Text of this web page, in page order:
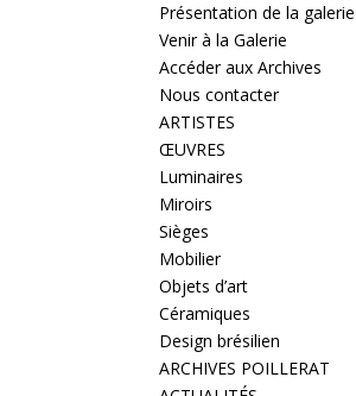
Présentation de la galerie
Venir à la Galerie
Accéder aux Archives
Nous contacter
ARTISTES
ŒUVRES
Luminaires
Miroirs
Sièges
Mobilier
Objets d’art
Céramiques
Design brésilien
ARCHIVES POILLERAT